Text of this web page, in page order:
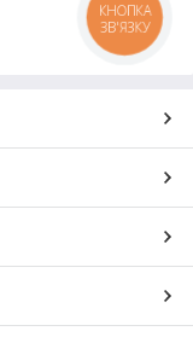
КНОПКА
ЗВ'ЯЗКУ